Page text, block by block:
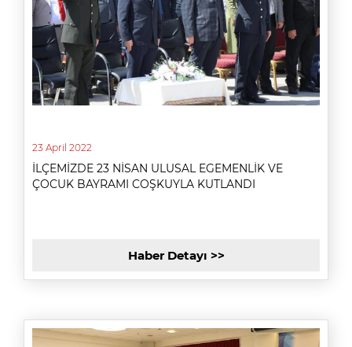
23 April 2022
İLÇEMİZDE 23 NİSAN ULUSAL EGEMENLİK VE
ÇOCUK BAYRAMI COŞKUYLA KUTLANDI
Haber Detayı >>